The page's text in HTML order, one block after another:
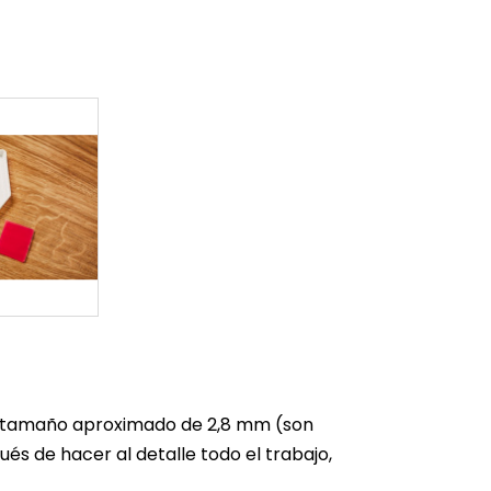
aproximado de 2,8 mm (son
de hacer al detalle todo el trabajo,